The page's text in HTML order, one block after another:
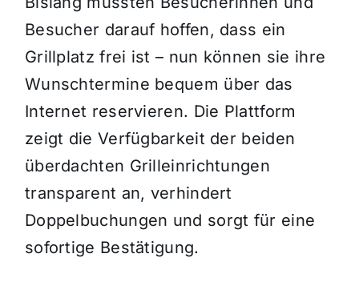
Besucher darauf hoffen, dass ein
Grillplatz frei ist – nun können sie ihre
Wunschtermine bequem über das
Internet reservieren. Die Plattform
zeigt die Verfügbarkeit der beiden
überdachten Grilleinrichtungen
transparent an, verhindert
Doppelbuchungen und sorgt für eine
sofortige Bestätigung.